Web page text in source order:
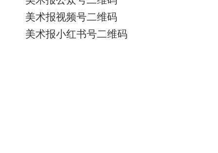
美术报视频号二维码
美术报小红书号二维码